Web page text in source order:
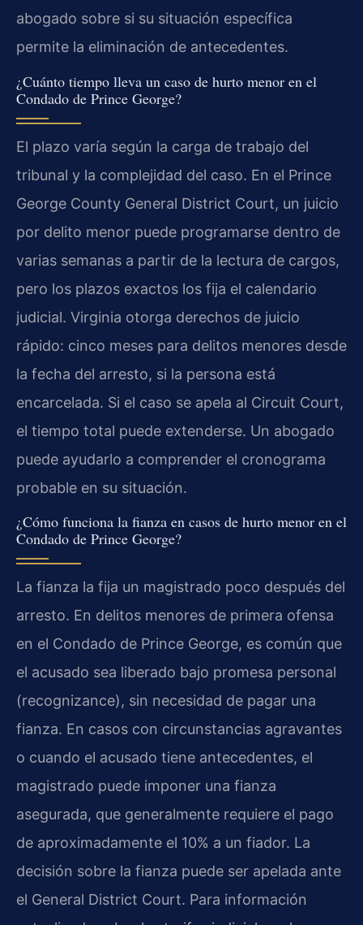
abogado sobre si su situación específica
permite la eliminación de antecedentes.
¿Cuánto tiempo lleva un caso de hurto menor en el
Condado de Prince George?
El plazo varía según la carga de trabajo del
tribunal y la complejidad del caso. En el Prince
George County General District Court, un juicio
por delito menor puede programarse dentro de
varias semanas a partir de la lectura de cargos,
pero los plazos exactos los fija el calendario
judicial. Virginia otorga derechos de juicio
rápido: cinco meses para delitos menores desde
la fecha del arresto, si la persona está
encarcelada. Si el caso se apela al Circuit Court,
el tiempo total puede extenderse. Un abogado
puede ayudarlo a comprender el cronograma
probable en su situación.
¿Cómo funciona la fianza en casos de hurto menor en el
Condado de Prince George?
La fianza la fija un magistrado poco después del
arresto. En delitos menores de primera ofensa
en el Condado de Prince George, es común que
el acusado sea liberado bajo promesa personal
(recognizance), sin necesidad de pagar una
fianza. En casos con circunstancias agravantes
o cuando el acusado tiene antecedentes, el
magistrado puede imponer una fianza
asegurada, que generalmente requiere el pago
de aproximadamente el 10% a un fiador. La
decisión sobre la fianza puede ser apelada ante
el General District Court. Para información